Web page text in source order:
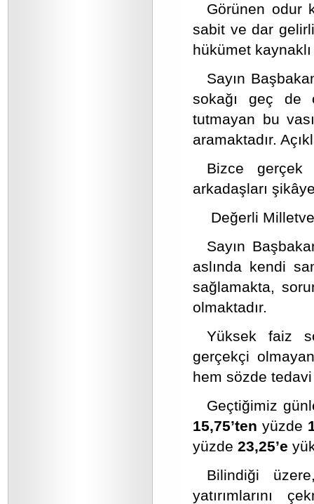
Görünen odur
sabit ve dar
hükümet
Sayın
sokağı geç de
tutmayan bu
aramaktadır.
Bizce
arkadaşları
Değerli
Sayın
aslında kendi
sağlamakta,
olmaktadır.
Yüksek faiz
gerçekçi
hem sözde
Geçtiğimiz
15,75’ten yüzde
yüzde 23,25’e
Bilindiği
yatırımlarını